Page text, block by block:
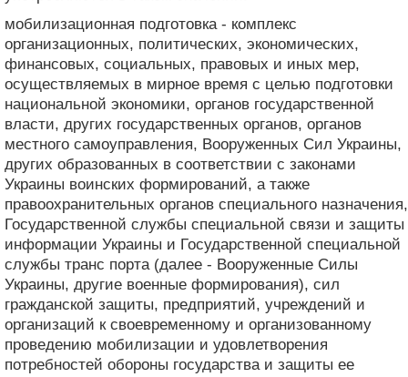
мобилизационная подготовка - комплекс
организационных, политических, экономических,
финансовых, социальных, правовых и иных мер,
осуществляемых в мирное время с целью подготовки
национальной экономики, органов государственной
власти, других государственных органов, органов
местного самоуправления, Вооруженных Сил Украины,
других образованных в соответствии с законами
Украины воинских формирований, а также
правоохранительных органов специального назначения,
Государственной службы специальной связи и защиты
информации Украины и Государственной специальной
службы транс порта (далее - Вооруженные Силы
Украины, другие военные формирования), сил
гражданской защиты, предприятий, учреждений и
организаций к своевременному и организованному
проведению мобилизации и удовлетворения
потребностей обороны государства и защиты ее